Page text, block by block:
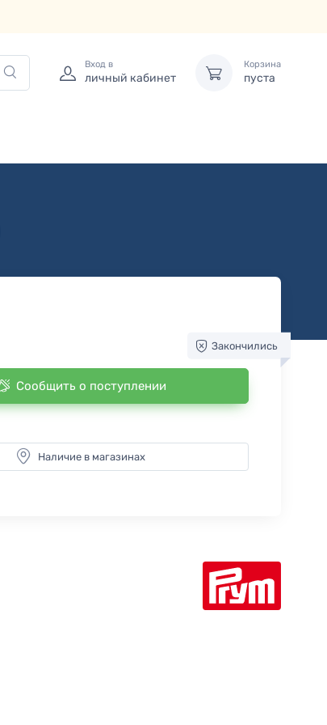
Вход в
личный кабинет
Корзина
пуста
Закончились
Сообщить о поступлении
Наличие в магазинах